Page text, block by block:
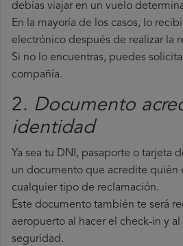
debías viajar en un vuelo
En la mayoría de los casos, lo
electrónico después de realizar la
Si no lo encuentras, puedes
compañía.
2. Documento
identidad
Ya sea tu DNI, pasaporte o tarjeta
un documento que acredite quién
cualquier tipo de reclamación.
Este documento también te será
aeropuerto al hacer el check-in y
seguridad.